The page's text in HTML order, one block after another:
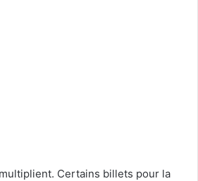
Certains billets pour la